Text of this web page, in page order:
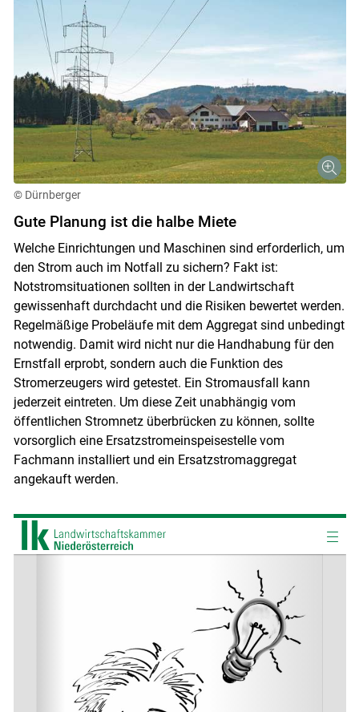
Skip to main content
© Dürnberger
Gute Planung ist die halbe Miete
Welche Einrichtungen und Maschinen sind erforderlich, um
den Strom auch im Notfall zu sichern? Fakt ist:
Notstromsituationen sollten in der Landwirtschaft
gewissenhaft durchdacht und die Risiken bewertet werden.
Regelmäßige Probeläufe mit dem Aggregat sind unbedingt
notwendig. Damit wird nicht nur die Handhabung für den
Ernstfall erprobt, sondern auch die Funktion des
Stromerzeugers wird getestet. Ein Stromausfall kann
jederzeit eintreten. Um diese Zeit unabhängig vom
öffentlichen Stromnetz überbrücken zu können, sollte
vorsorglich eine Ersatzstromeinspeisestelle vom
Fachmann installiert und ein Ersatzstromaggregat
angekauft werden.